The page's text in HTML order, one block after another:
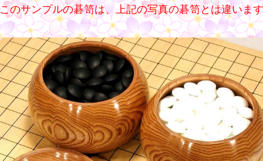
のサンプルの碁笥は、上記の写真の碁笥とは違いま